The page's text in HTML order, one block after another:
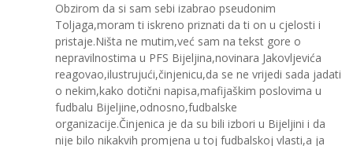
Obzirom da si sam sebi izabrao pseudonim
Toljaga,moram ti iskreno priznati da ti on u cjelosti i
pristaje.Ništa ne mutim,već sam na tekst gore o
nepravilnostima u PFS Bijeljina,novinara Jakovljevića
reagovao,ilustrujući,činjenicu,da se ne vrijedi sada jadati
o nekim,kako dotični napisa,mafijaškim poslovima u
fudbalu Bijeljine,odnosno,fudbalske
organizacije.Činjenica je da su bili izbori u Bijeljini i da
nije bilo nikakvih promjena u toj fudbalskoj vlasti,a ja